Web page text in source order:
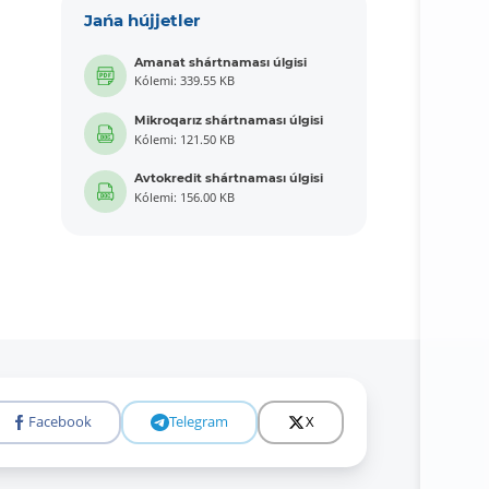
Jańa hújjetler
Amanat shártnaması úlgisi
Kólemi: 339.55 KB
Mikroqarız shártnaması úlgisi
Kólemi: 121.50 KB
Avtokredit shártnaması úlgisi
Kólemi: 156.00 KB
Facebook Telegram X